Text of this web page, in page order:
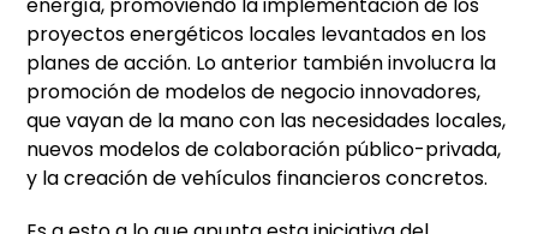
energía, promoviendo la implementación de los
proyectos energéticos locales levantados en los
planes de acción. Lo anterior también involucra la
promoción de modelos de negocio innovadores,
que vayan de la mano con las necesidades locales,
nuevos modelos de colaboración público-privada,
y la creación de vehículos financieros concretos.